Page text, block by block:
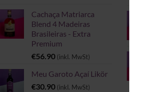
Cachaça Matriarca
Blend 4 Madeiras
Brasileiras - Extra
Premium
€56.90 (inkl. MwSt)
Meu Garoto Açaí Likör
€30.90 (inkl. MwSt)